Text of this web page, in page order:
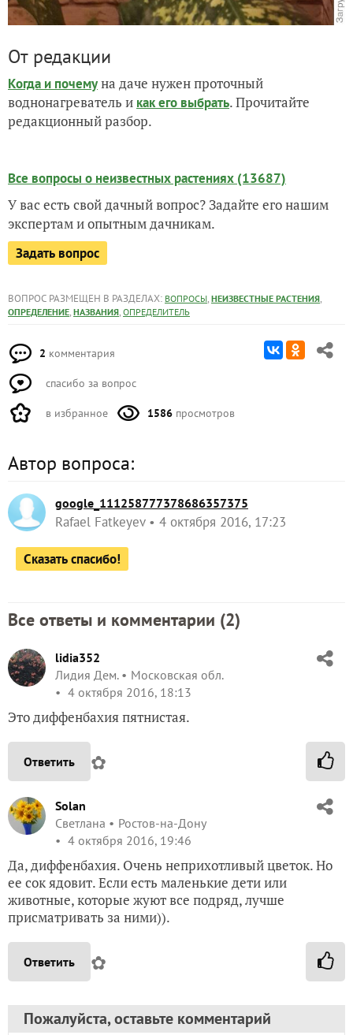
От редакции
Когда и почемуна даче нужен проточный
воднонагреватель и как его выбрать. Прочитайте
редакционный разбор.
Все вопросы о неизвестных растениях (13687)
У вас есть свой дачный вопрос? Задайте его нашим
экспертам и опытным дачникам.
Задать вопрос
ВОПРОС РАЗМЕЩЕН В РАЗДЕЛАХ: ВОПРОСЫ, НЕИЗВЕСТНЫЕ РАСТЕНИЯ,
ОПРЕДЕЛЕНИЕ, НАЗВАНИЯ, ОПРЕДЕЛИТЕЛЬ
2 комментария
спасибо за вопрос
в избранное 1586 просмотров
Автор вопроса:
google_111258777378686357375
Rafael Fatkeyev 4 октября 2016, 17:23
Сказать спасибо!
Все ответы и комментарии (2)
lidia352
Лидия Дем.
Московская обл.
4 октября 2016, 18:13
Это диффенбахия пятнистая.
Ответить ✿
Solan
Светлана
Ростов-на-Дону
4 октября 2016, 19:46
Да, диффенбахия. Очень неприхотливый цветок. Но
ее сок ядовит. Если есть маленькие дети или
животные, которые жуют все подряд, лучше
присматривать за ними)).
Ответить ✿
Пожалуйста, оставьте комментарий